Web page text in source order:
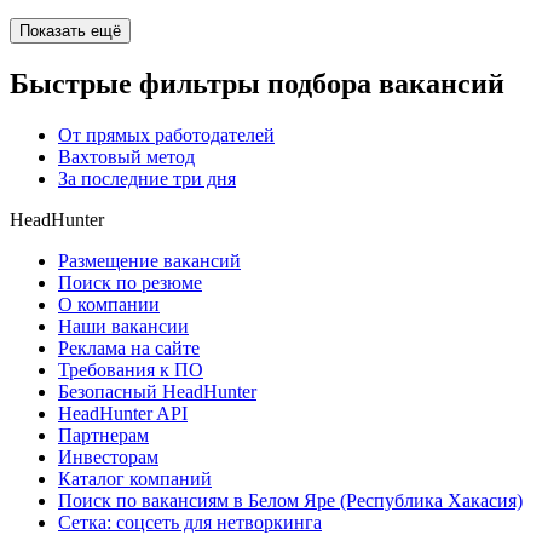
Показать ещё
Быстрые фильтры подбора вакансий
От прямых работодателей
Вахтовый метод
За последние три дня
HeadHunter
Размещение вакансий
Поиск по резюме
О компании
Наши вакансии
Реклама на сайте
Требования к ПО
Безопасный HeadHunter
HeadHunter API
Партнерам
Инвесторам
Каталог компаний
Поиск по вакансиям в Белом Яре (Республика Хакасия)
Сетка: соцсеть для нетворкинга